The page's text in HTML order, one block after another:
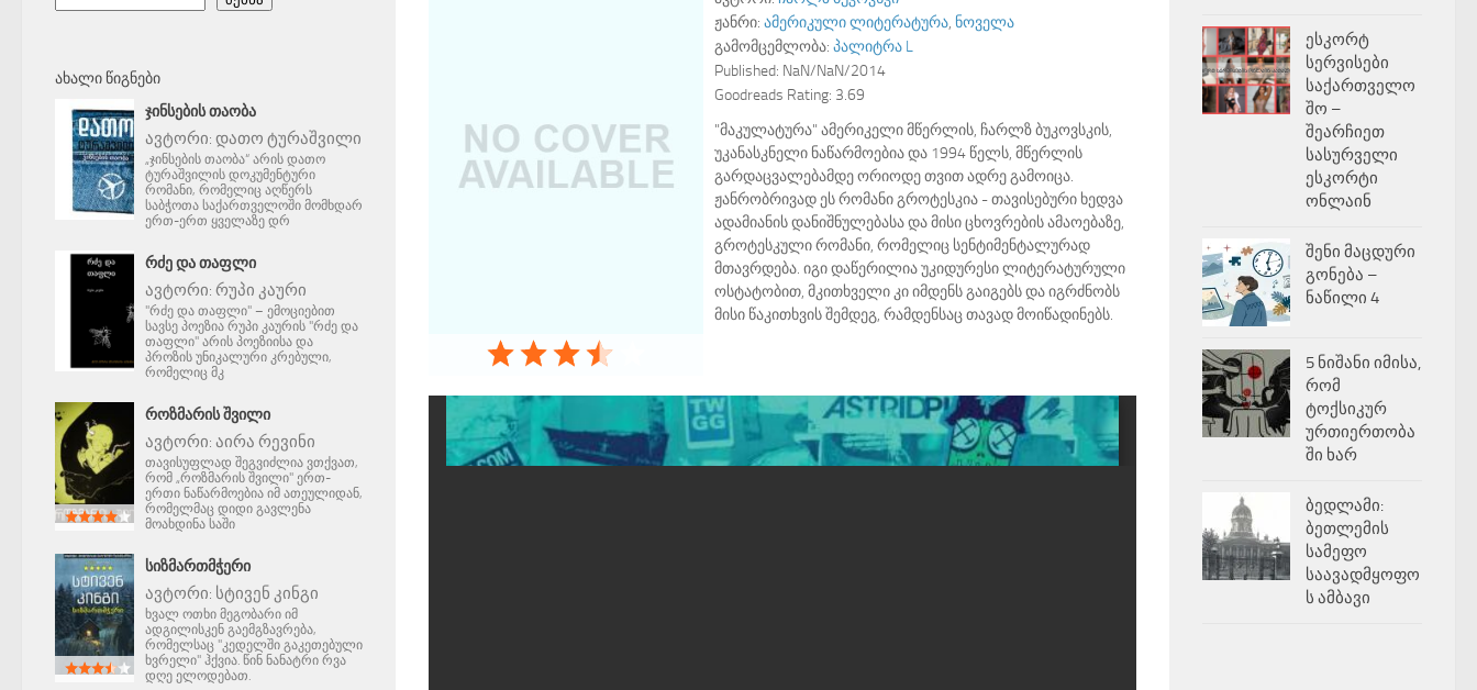
ჟანრი: ამერიკული ლიტერატურა, ნოველა
გამომცემლობა: პალიტრა L
Published: NaN/NaN/2014
Goodreads Rating: 3.69
"მაკულატურა" ამერიკელი მწერლის, ჩარლზ ბუკოვსკის,
უკანასკნელი ნაწარმოებია და 1994 წელს, მწერლის
გარდაცვალებამდე ორიოდე თვით ადრე გამოიცა.
ჟანრობრივად ეს რომანი გროტესკია - თავისებური ხედვა
ადამიანის დანიშნულებასა და მისი ცხოვრების ამაოებაზე,
გროტესკული რომანი, რომელიც სენტიმენტალურად
მთავრდება. იგი დაწერილია უკიდურესი ლიტერატურული
ოსტატობით, მკითხველი კი იმდენს გაიგებს და იგრძნობს
მისი წაკითხვის შემდეგ, რამდენსაც თავად მოიწადინებს.
ᲐᲮᲐᲚᲘ ᲬᲘᲒᲜᲔᲑᲘ
ᲯᲘᲜᲡᲔᲑᲘᲡ ᲗᲐᲝᲑᲐ
ავტორი: დათო ტურაშვილი
„ჯინსების თაობა“ არის დათო
ტურაშვილის დოკუმენტური
რომანი, რომელიც აღწერს
საბჭოთა საქართველოში მომხდარ
ერთ-ერთ ყველაზე დრ
ᲠᲫᲔ ᲓᲐ ᲗᲐᲤᲚᲘ
ავტორი: რუპი კაური
"რძე და თაფლი" – ემოციებით
სავსე პოეზია რუპი კაურის "რძე და
თაფლი" არის პოეზიისა და
პროზის უნიკალური კრებული,
რომელიც მკ
ᲠᲝᲖᲛᲐᲠᲘᲡ ᲨᲕᲘᲚᲘ
ავტორი: აირა რევინი
თავისუფლად შეგვიძლია ვთქვათ,
რომ „როზმარის შვილი" ერთ-
ერთი ნაწარმოებია იმ ათეულიდან,
რომელმაც დიდი გავლენა
მოახდინა საში
ᲡᲘᲖᲛᲐᲠᲗᲛᲭᲔᲠᲘ
ავტორი: სტივენ კინგი
ხვალ ოთხი მეგობარი იმ
ადგილისკენ გაემგზავრება,
რომელსაც "კედელში გაკეთებული
ხვრელი" ჰქვია. წინ ნანატრი რვა
დღე ელოდებათ.
ესკორტ
სერვისები
საქართველო
შო –
შეარჩიეთ
სასურველი
ესკორტი
ონლაინ
შენი მაცდური
გონება –
ნაწილი 4
5 ნიშანი იმისა,
რომ
ტოქსიკურ
ურთიერთობა
ში ხარ
ბედლამი:
ბეთლემის
სამეფო
საავადმყოფო
ს ამბავი